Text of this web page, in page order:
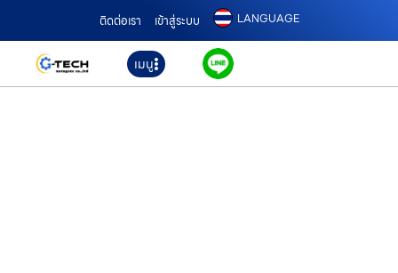
ติดต่อเรา เข้าสู่ระบบ LANGUAGE
เมนู